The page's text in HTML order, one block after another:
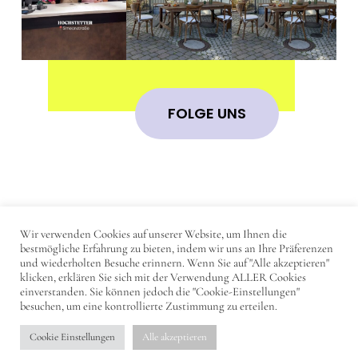
FOLGE UNS
© 2023 - DearTrier
IMPRESSUM
DATENSCHUTZERKLÄRUNG
KONTAKT
Wir verwenden Cookies auf unserer Website, um Ihnen die
bestmögliche Erfahrung zu bieten, indem wir uns an Ihre Präferenzen
und wiederholten Besuche erinnern. Wenn Sie auf "Alle akzeptieren"
klicken, erklären Sie sich mit der Verwendung ALLER Cookies
einverstanden. Sie können jedoch die "Cookie-Einstellungen"
besuchen, um eine kontrollierte Zustimmung zu erteilen.
Cookie Einstellungen Alle akzeptieren